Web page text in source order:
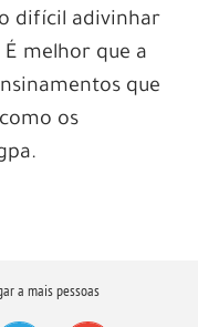
difícil adivinhar
melhor que a
que
os
a mais pessoas